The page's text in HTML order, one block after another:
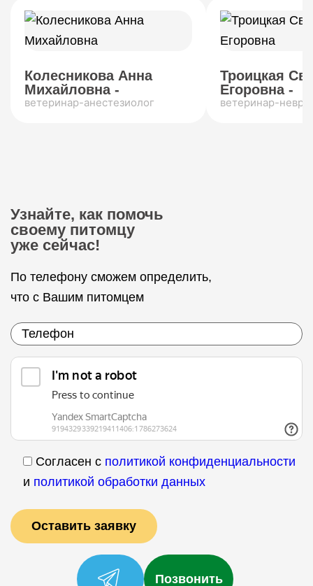
Колесникова Анна
Михайловна -
ветеринар-анестезиолог
Троицкая
Егоровна -
ветеринар-
Узнайте, как помочь
своему питомцу
уже сейчас!
По телефону сможем определить,
что с Вашим питомцем
Согласен с политикой конфиденциальности
и политикой обработки данных
Позвонить